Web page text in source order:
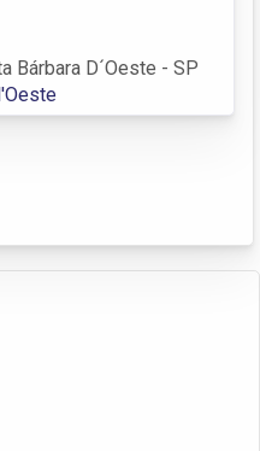
Bárbara D´Oeste - SP